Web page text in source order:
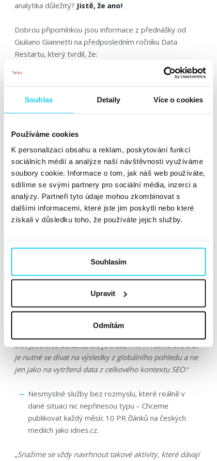
Souhlas Detaily Více o cookies
Používáme cookies
K personalizaci obsahu a reklam, poskytování funkcí
sociálních médií a analýze naší návštěvnosti využíváme
soubory cookie. Informace o tom, jak náš web používáte,
sdílíme se svými partnery pro sociální média, inzerci a
analýzy. Partneři tyto údaje mohou zkombinovat s
dalšími informacemi, které jste jim poskytli nebo které
získali v důsledku toho, že používáte jejich služby.
Souhlasím
Upravit
Odmítám
analytika důležitý? Jistě, že ano!
Dobrou připomínkou jsou informace z přednášky od
Giuliano Giannetti na předposledním ročníku Data
Restartu, který tvrdil, že:
Zároveň zde zopakoval tvrzení, že „
a čísla, která by je měla zajímat, jsou ve skutečnosti
naprosto základní a jednoduchá“. Více z této přednášky
shrnulv článkukolegaPřemysl Horáček, specialista na
Business Inteligence.
Jak je na tom SEO?
oddělení, které nejsou úplně šťastné?Nikol Fialová,
specialistka na SEO a linkbuilding v Taste komentuje
příkladem tyto:
Nereálné a nesmyslné cíle typu – Chceme být na
první pozici na klíčové slovo „pojištění“.
slov jsou sice důležité, ale je třeba mít 1. reálné cíle a 2.
je nutné se dívat na výsledky z globálního pohledu a ne
jen jako na vytržená data z celkového kontextu SEO.“
Nesmyslné služby bez rozmyslu, které reálně v
dané situaci nic nepřinesou typu – Chceme
publikovat každý měsíc 10 PR článků na českých
mediích jako idnes.cz.
„Snažíme se vždy navrhnout takové aktivity, které dávají